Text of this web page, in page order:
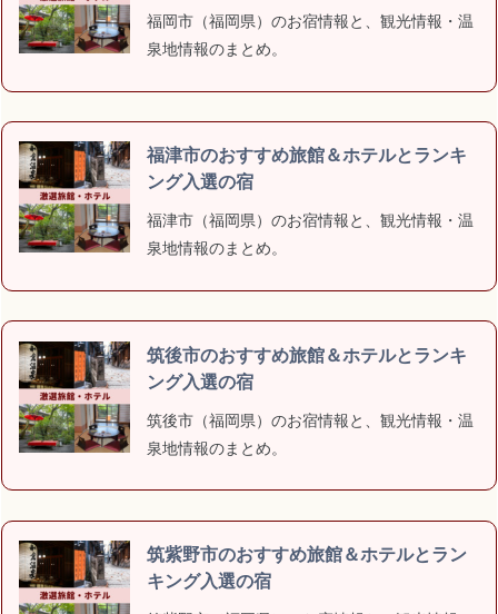
福岡市（福岡県）のお宿情報と、観光情報・温
泉地情報のまとめ。
福津市のおすすめ旅館＆ホテルとランキ
ング入選の宿
福津市（福岡県）のお宿情報と、観光情報・温
泉地情報のまとめ。
筑後市のおすすめ旅館＆ホテルとランキ
ング入選の宿
筑後市（福岡県）のお宿情報と、観光情報・温
泉地情報のまとめ。
筑紫野市のおすすめ旅館＆ホテルとラン
キング入選の宿